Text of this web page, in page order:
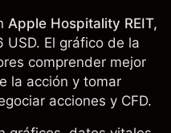
Apple Hospitality REIT,
USD. El gráfico de la
comprender mejor
la acción y tomar
acciones y CFD.